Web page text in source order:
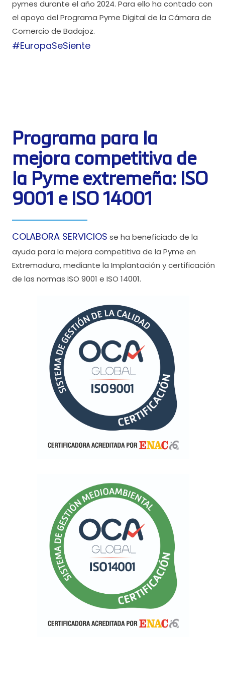
pymes durante el año 2024. Para ello ha contado con
el apoyo del Programa Pyme Digital de la Cámara de
Comercio de Badajoz.
#EuropaSeSiente
Programa para la
mejora competitiva de
la Pyme extremeña: ISO
9001 e ISO 14001
COLABORA SERVICIOS se ha beneficiado de la
ayuda para la mejora competitiva de la Pyme en
Extremadura, mediante la Implantación y certificación
de las normas ISO 9001 e ISO 14001.